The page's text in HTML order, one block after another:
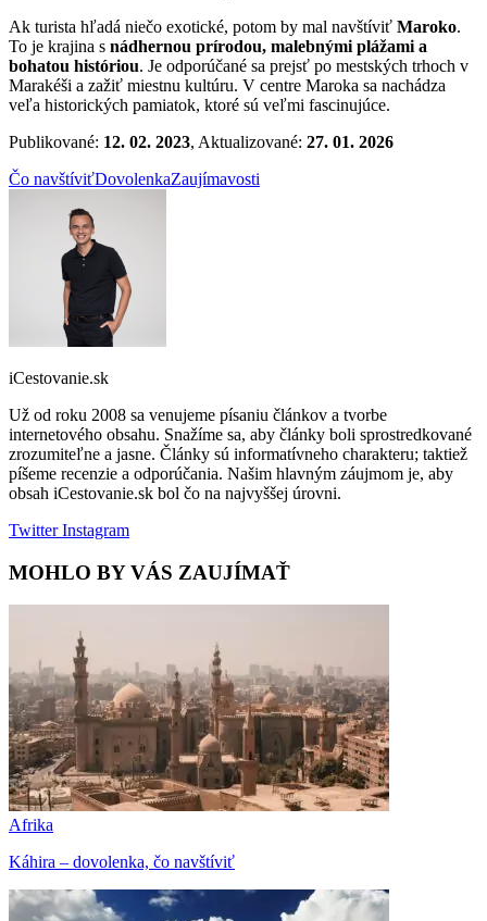
Ak turista hľadá niečo exotické, potom by mal navštíviť Maroko.
To je krajina s nádhernou prírodou, malebnými plážami a
bohatou históriou. Je odporúčané sa prejsť po mestských trhoch v
Marakéši a zažiť miestnu kultúru. V centre Maroka sa nachádza
veľa historických pamiatok, ktoré sú veľmi fascinujúce.
Publikované: 12. 02. 2023, Aktualizované: 27. 01. 2026
Čo navštíviťDovolenkaZaujímavosti
iCestovanie.sk
Už od roku 2008 sa venujeme písaniu článkov a tvorbe
internetového obsahu. Snažíme sa, aby články boli sprostredkované
zrozumiteľne a jasne. Články sú informatívneho charakteru; taktiež
píšeme recenzie a odporúčania. Našim hlavným záujmom je, aby
obsah iCestovanie.sk bol čo na najvyššej úrovni.
TwitterInstagram
MOHLO BY VÁS ZAUJÍMAŤ
Afrika
Káhira – dovolenka, čo navštíviť